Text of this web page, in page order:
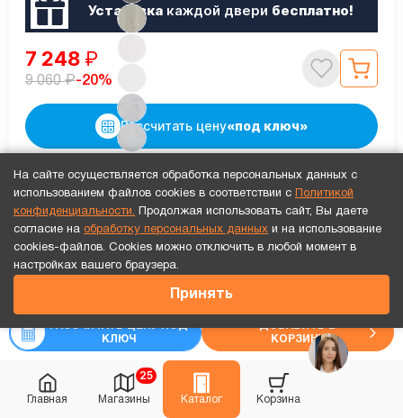
Главная Магазины
25
Каталог Корзина
Точный расчет за 10 минут по СМС или телефону!
КЛЮЧ
КОРЗИНУ
Установкакаждой двери бесплатно!
7 248 ₽
9 060₽-20%
Рассчитать цену«под ключ»
На сайте осуществляется обработка персональных данных с
использованием файлов cookies в соответствии с
Политикой
конфиденциальности. Продолжая использовать сайт, Вы даете
согласие на обработку персональных данных и на использование
cookies-файлов. Cookies можно отключить в любой момент в
настройках вашего браузера.
Принять